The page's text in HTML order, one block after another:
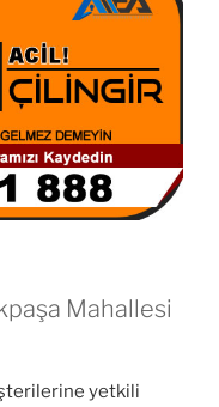
Mahallesi
yetkili